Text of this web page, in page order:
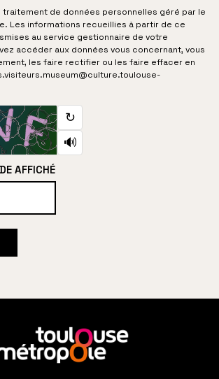
traitement de données personnelles géré par le
Les informations recueillies à partir de ce
au service gestionnaire de votre
accéder aux données vous concernant, vous
les faire rectifier ou les faire effacer en
↻
🔊
AFFICHÉ
En
savoir
plus